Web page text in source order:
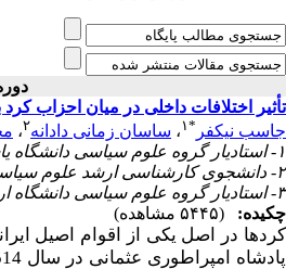
دوره ۸، شماره ۴ - ( پژوهش های
تأثیر اختلافات داخلی در میان احزاب
جاسب نیکفر *۱ ، ساسان زمانی دادانه۲،
۱- استادیار گروه علوم سیاسی دانشگاه یاسوج
۲- دانشجوی کارشناسی ارشد علوم سیاسی و روابط بین الملل دانشگاه یاسوج
۳- استادیار گروه علوم سیاسی دانشگاه اردکان
چکیده:
(۵۴۴۵ مشاهده)
کردها در اصل یکی از اقوام اصیل